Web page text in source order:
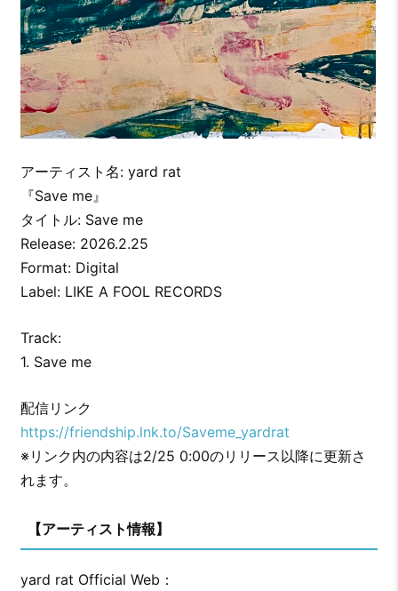
アーティスト名: yard rat
『Save me』
タイトル: Save me
Release: 2026.2.25
Format: Digital
Label: LIKE A FOOL RECORDS
Track:
1. Save me
配信リンク
https://friendship.lnk.to/Saveme_yardrat
※リンク内の内容は2/25 0:00のリリース以降に更新さ
れます。
【アーティスト情報】
yard rat Official Web：